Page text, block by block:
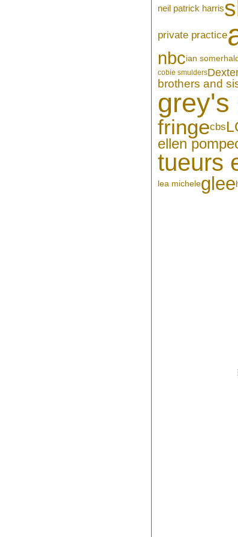
neil patrick harris
private practice
nbcian
cobie smulders
brothers and
grey's
fringecbs
ellen
tueurs
lea micheleglee